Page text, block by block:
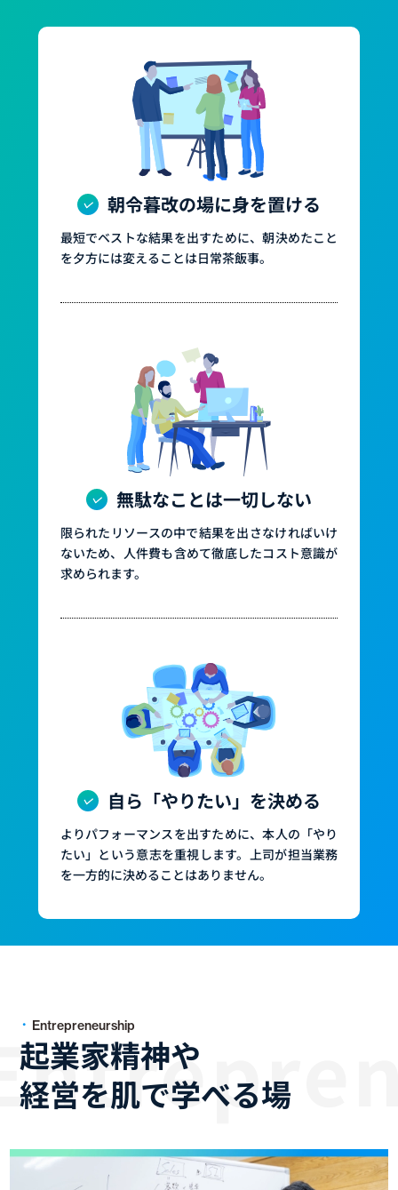
朝令暮改の場に身を置ける
最短でベストな結果を出すために、朝決めたこと
を夕方には変えることは日常茶飯事。
無駄なことは一切しない
限られたリソースの中で結果を出さなければいけ
ないため、人件費も含めて徹底したコスト意識が
求められます。
自ら「やりたい」を決める
よりパフォーマンスを出すために、本人の「やり
たい」という意志を重視します。上司が担当業務
を一方的に決めることはありません。
Entrepreneurship
起業家精神や
経営を肌で学べる場